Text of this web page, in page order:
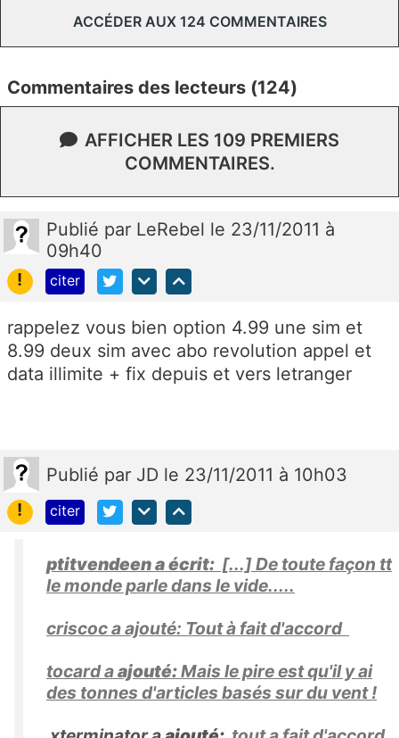
ACCÉDER AUX 124 COMMENTAIRES
Commentaires des lecteurs (124)
AFFICHER LES 109 PREMIERS
COMMENTAIRES.
Publié par LeRebel le 23/11/2011 à
09h40
!
citer
rappelez vous bien option 4.99 une sim et
8.99 deux sim avec abo revolution appel et
data illimite + fix depuis et vers letranger
Publié par JD le 23/11/2011 à 10h03
!
citer
ptitvendeen a écrit: [...] De toute façon tt
le monde parle dans le vide.....
criscoc a ajouté: Tout à fait d'accord
tocard aajouté:Mais le pire est qu'il y ai
des tonnes d'articles basés sur du vent !